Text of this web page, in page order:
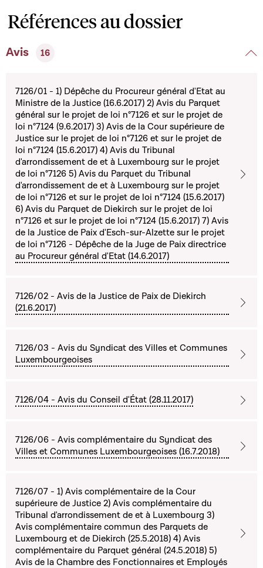
Références au dossier
Avis 16
7126/01 - 1) Dépêche du Procureur général d'Etat au
Ministre de la Justice (16.6.2017) 2) Avis du Parquet
général sur le projet de loi n°7126 et sur le projet de
loi n°7124 (9.6.2017) 3) Avis de la Cour supérieure de
Justice sur le projet de loi n°7126 et sur le projet de
loi n°7124 (15.6.2017) 4) Avis du Tribunal
d'arrondissement de et à Luxembourg sur le projet
de loi n°7126 5) Avis du Parquet du Tribunal
d'arrondissement de et à Luxembourg sur le projet
de loi n°7126 et sur le projet de loi n°7124 (15.6.2017)
6) Avis du Parquet de Diekirch sur le projet de loi
n°7126 et sur le projet de loi n°7124 (15.6.2017) 7) Avis
de la Justice de Paix d'Esch-sur-Alzette sur le projet
de loi n°7126 - Dépêche de la Juge de Paix directrice
au Procureur général d'Etat (14.6.2017)
7126/02 - Avis de la Justice de Paix de Diekirch
(21.6.2017)
7126/03 - Avis du Syndicat des Villes et Communes
Luxembourgeoises
7126/04 - Avis du Conseil d'État (28.11.2017)
7126/06 - Avis complémentaire du Syndicat des
Villes et Communes Luxembourgeoises (16.7.2018)
7126/07 - 1) Avis complémentaire de la Cour
supérieure de Justice 2) Avis complémentaire du
Tribunal d'arrondissement de et à Luxembourg 3)
Avis complémentaire commun des Parquets de
Luxembourg et de Diekirch (25.5.2018) 4) Avis
complémentaire du Parquet général (24.5.2018) 5)
Avis de la Chambre des Fonctionnaires et Employés